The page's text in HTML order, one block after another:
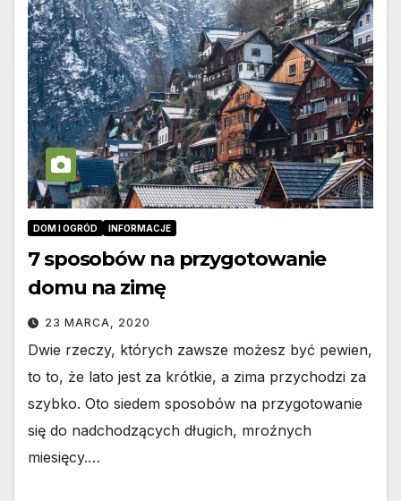
DOM I OGRÓD INFORMACJE
7 sposobów na przygotowanie
domu na zimę
23 MARCA, 2020
Dwie rzeczy, których zawsze możesz być pewien,
to to, że lato jest za krótkie, a zima przychodzi za
szybko. Oto siedem sposobów na przygotowanie
się do nadchodzących długich, mroźnych
miesięcy.…